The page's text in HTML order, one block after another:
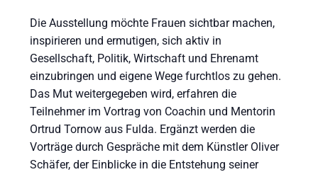
Die Ausstellung möchte Frauen sichtbar machen,
inspirieren und ermutigen, sich aktiv in
Gesellschaft, Politik, Wirtschaft und Ehrenamt
einzubringen und eigene Wege furchtlos zu gehen.
Das Mut weitergegeben wird, erfahren die
Teilnehmer im Vortrag von Coachin und Mentorin
Ortrud Tornow aus Fulda. Ergänzt werden die
Vorträge durch Gespräche mit dem Künstler Oliver
Schäfer, der Einblicke in die Entstehung seiner